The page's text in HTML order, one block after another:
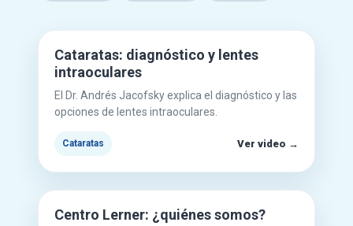
▶
Cataratas: diagnóstico y lentes
intraoculares
El Dr. Andrés Jacofsky explica el diagnóstico y las
opciones de lentes intraoculares.
Cataratas Ver video →
▶
Centro Lerner: ¿quiénes somos?